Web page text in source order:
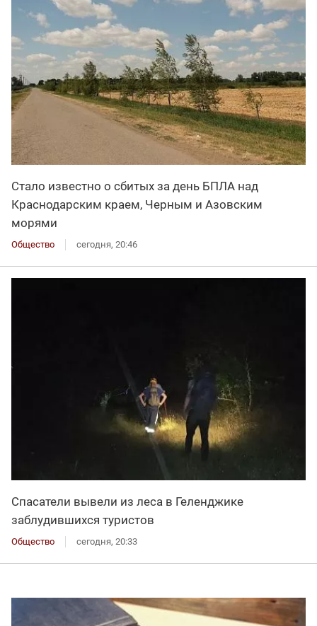
Стало известно о сбитых за день БПЛА над
Краснодарским краем, Черным и Азовским
морями
Общество сегодня, 20:46
Спасатели вывели из леса в Геленджике
заблудившихся туристов
Общество сегодня, 20:33